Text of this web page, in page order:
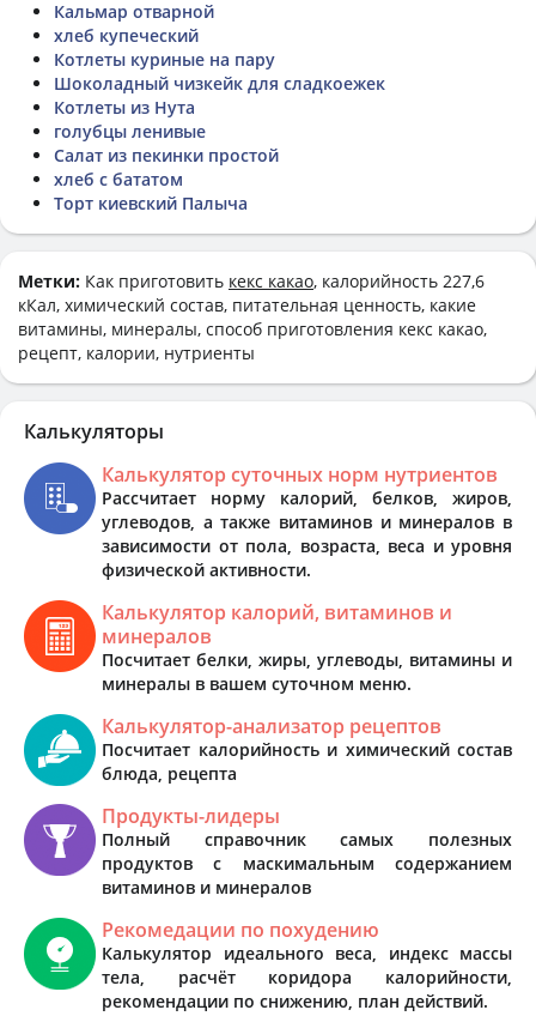
Кальмар отварной
хлеб купеческий
Котлеты куриные на пару
Шоколадный чизкейк для сладкоежек
Котлеты из Нута
голубцы ленивые
Салат из пекинки простой
хлеб с бататом
Торт киевский Палыча
Метки: Как приготовить кекс какао, калорийность 227,6
кКал, химический состав, питательная ценность, какие
витамины, минералы, способ приготовления кекс какао,
рецепт, калории, нутриенты
Калькуляторы
Калькулятор суточных норм нутриентов
Рассчитает норму калорий, белков, жиров,
углеводов, а также витаминов и минералов в
зависимости от пола, возраста, веса и уровня
физической активности.
Калькулятор калорий, витаминов и
минералов
Посчитает белки, жиры, углеводы, витамины и
минералы в вашем суточном меню.
Калькулятор-анализатор рецептов
Посчитает калорийность и химический состав
блюда, рецепта
Продукты-лидеры
Полный справочник самых полезных
продуктов с маскимальным содержанием
витаминов и минералов
Рекомедации по похудению
Калькулятор идеального веса, индекс массы
тела, расчёт коридора калорийности,
рекомендации по снижению, план действий.